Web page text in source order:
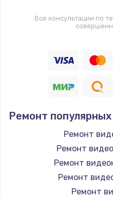
Все консультации по
Ремонт
Ремонт
Ремонт
Ремонт
Ремонт
Ремонт